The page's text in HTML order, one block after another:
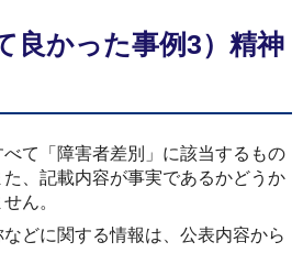
良かった事例3）精神
て「障害者差別」に該当するもの
、記載内容が事実であるかどうか
ん。
どに関する情報は、公表内容から